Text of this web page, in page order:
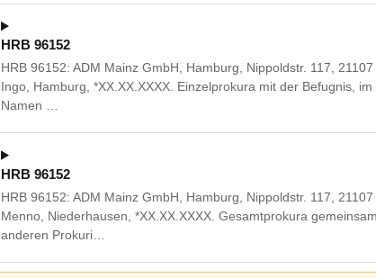
HRB 96152
HRB 96152: ADM Mainz GmbH, Hamburg, Nippoldstr. 117,
Ingo, Hamburg, *XX.XX.XXXX. Einzelprokura mit der Befugnis,
Namen …
HRB 96152
HRB 96152: ADM Mainz GmbH, Hamburg, Nippoldstr. 117,
Menno, Niederhausen, *XX.XX.XXXX. Gesamtprokura
anderen Prokuri…